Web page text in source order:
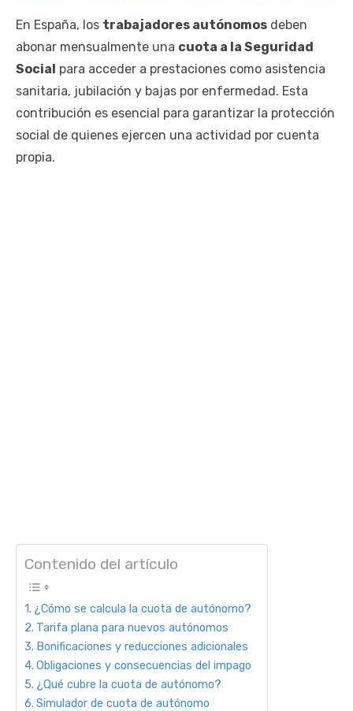
En España, los trabajadores autónomos deben
abonar mensualmente una cuota a la Seguridad
Social para acceder a prestaciones como asistencia
sanitaria, jubilación y bajas por enfermedad. Esta
contribución es esencial para garantizar la protección
social de quienes ejercen una actividad por cuenta
propia.
Contenido del artículo
¿Cómo se calcula la cuota de autónomo?
Tarifa plana para nuevos autónomos
Bonificaciones y reducciones adicionales
Obligaciones y consecuencias del impago
¿Qué cubre la cuota de autónomo?
Simulador de cuota de autónomo